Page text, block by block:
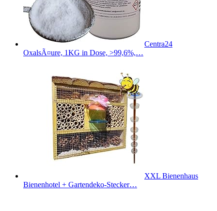
Centra24
OxalsÃ¤ure, 1KG in Dose, >99,6%,…
XXL Bienenhaus
Bienenhotel + Gartendeko-Stecker…